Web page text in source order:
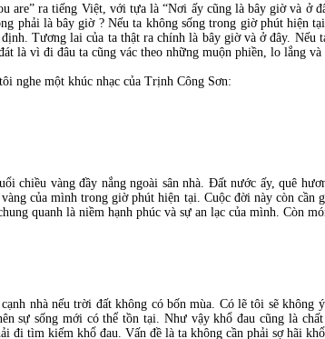
are” ra tiếng Việt, với tựa là “Nơi ấy cũng là bây giờ và ở
phải là bây giờ ? Nếu ta không sống trong giờ phút hiện
Tương lai của ta thật ra chính là bây giờ và ở đây. Nếu
là vì đi đâu ta cũng vác theo những muộn phiền, lo lắng và
nghe một khúc nhạc của Trịnh Công Sơn:
chiều vàng đầy nắng ngoài sân nhà. Đất nước ấy, quê
của mình trong giờ phút hiện tại. Cuộc đời này còn cần
quanh là niềm hạnh phúc và sự an lạc của mình. Còn
nhà nếu trời đất không có bốn mùa. Có lẽ tôi sẽ không
sự sống mới có thể tồn tại. Như vậy khổ đau cũng là chất
đi tìm kiếm khổ đau. Vấn đề là ta không cần phải sợ hãi khổ